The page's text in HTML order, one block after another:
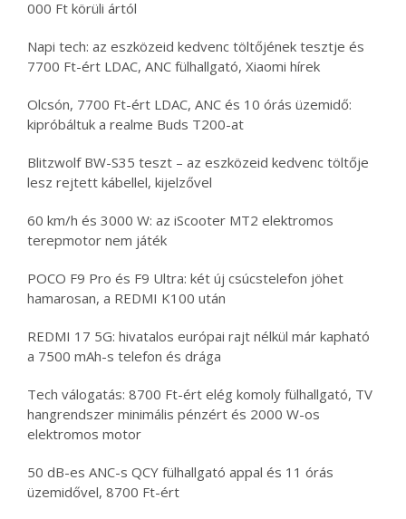
000 Ft körüli ártól
Napi tech: az eszközeid kedvenc töltőjének tesztje és
7700 Ft-ért LDAC, ANC fülhallgató, Xiaomi hírek
Olcsón, 7700 Ft-ért LDAC, ANC és 10 órás üzemidő:
kipróbáltuk a realme Buds T200-at
Blitzwolf BW-S35 teszt – az eszközeid kedvenc töltője
lesz rejtett kábellel, kijelzővel
60 km/h és 3000 W: az iScooter MT2 elektromos
terepmotor nem játék
POCO F9 Pro és F9 Ultra: két új csúcstelefon jöhet
hamarosan, a REDMI K100 után
REDMI 17 5G: hivatalos európai rajt nélkül már kapható
a 7500 mAh-s telefon és drága
Tech válogatás: 8700 Ft-ért elég komoly fülhallgató, TV
hangrendszer minimális pénzért és 2000 W-os
elektromos motor
50 dB-es ANC-s QCY fülhallgató appal és 11 órás
üzemidővel, 8700 Ft-ért